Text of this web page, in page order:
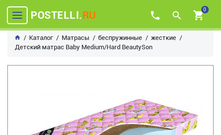
POSTELLI.RU 0
Каталог Матрасы беспружинные
жесткие
Детский матрас Baby Medium/Hard BeautySon